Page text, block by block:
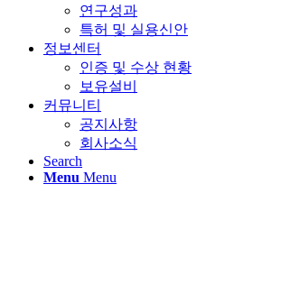
연구성과
특허 및 실용신안
정보센터
인증 및 수상 현황
보유설비
커뮤니티
공지사항
회사소식
Search
Menu Menu